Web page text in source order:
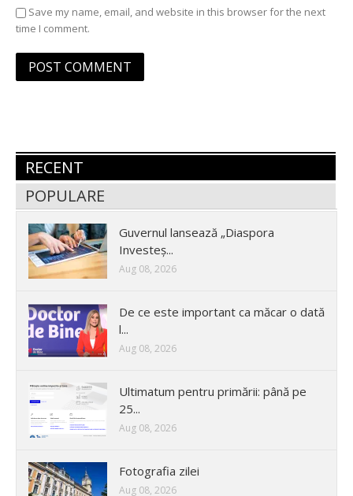
Save my name, email, and website in this browser for the next
time I comment.
RECENT
POPULARE
Guvernul lansează „Diaspora
Investeș...
Aug 08, 2026
De ce este important ca măcar o dată
l...
Aug 08, 2026
Ultimatum pentru primării: până pe
25...
Aug 08, 2026
Fotografia zilei
Aug 08, 2026